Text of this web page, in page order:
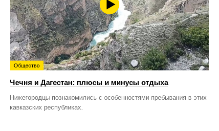
Общество
Чечня и Дагестан: плюсы и минусы отдыха
Нижегородцы познакомились с особенностями пребывания в этих
кавказских республиках.